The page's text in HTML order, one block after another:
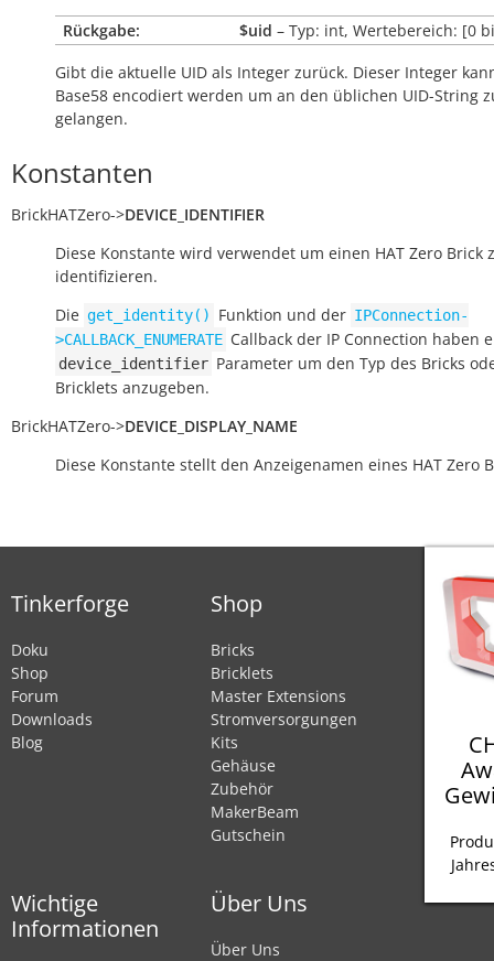
Rückgabe: $uid – Typ: int, Wertebereich: [0
Gibt die aktuelle UID als Integer zurück. Dieser Integer
Base58 encodiert werden um an den üblichen UID-String
gelangen.
Konstanten
BrickHATZero->DEVICE_IDENTIFIER
Diese Konstante wird verwendet um einen HAT Zero Brick
identifizieren.
Die get_identity() Funktion und der IPConnection-
>CALLBACK_ENUMERATE Callback der IP Connection haben
device_identifier Parameter um den Typ des Bricks
Bricklets anzugeben.
BrickHATZero->DEVICE_DISPLAY_NAME
Diese Konstante stellt den Anzeigenamen eines HAT Zero
Tinkerforge
Doku
Shop
Forum
Downloads
Blog
Shop
Bricks
Bricklets
Master Extensions
Stromversorgungen
Kits
Gehäuse
Zubehör
MakerBeam
Gutschein
Wichtige
Informationen
Über Uns
Über Uns